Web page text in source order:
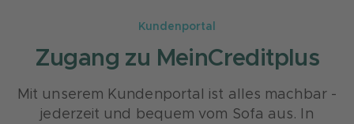
Kundenportal
Zugang zu MeinCreditplus
Mit unserem Kundenportal ist alles machbar -
jederzeit und bequem vom Sofa aus. In